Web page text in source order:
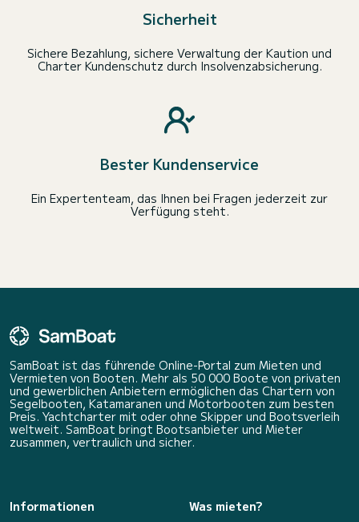
Sicherheit
Sichere Bezahlung, sichere Verwaltung der Kaution und
Charter Kundenschutz durch Insolvenzabsicherung.
Bester Kundenservice
Ein Expertenteam, das Ihnen bei Fragen jederzeit zur
Verfügung steht.
SamBoat ist das führende Online-Portal zum Mieten und
Vermieten von Booten. Mehr als 50 000 Boote von privaten
und gewerblichen Anbietern ermöglichen das Chartern von
Segelbooten, Katamaranen und Motorbooten zum besten
Preis. Yachtcharter mit oder ohne Skipper und Bootsverleih
weltweit. SamBoat bringt Bootsanbieter und Mieter
zusammen, vertraulich und sicher.
Informationen
Was mieten?